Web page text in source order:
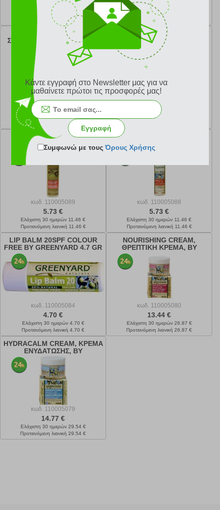
8.93 €
Ελάχιστη 30 ημερών 9.92 €
Προτεινόμενη λιανική 9.92 €
7.36 €
Ελάχιστη 30 ημερών 12.27 €
Προτεινόμενη λιανική 12.27 €
BODY CREAM, ΚΡΕΜΑ
ΣΩΜΑΤΟΣ, BY GREENYARD
κωδ.110005098
10.74 €
Ελάχιστη 30 ημερών 12.63 €
Προτεινόμενη λιανική 12.63 €
LIQUID HAND WASH, ΥΓΡΟ
ΣΑΠΟΥΝΙ ΧΕΡΙΩΝ, BY
GREENYARD 250 ML
κωδ.110005091
1.26 €
Ελάχιστη 30 ημερών 6.30 €
FACE TONIC LOTION,
ΤΟΝΩΤΙΚΗ ΛΟΣΙΟΝ, BY
GREENYARD 200 ML
κωδ. 110005089
5.73 €
Ελάχιστη 30 ημερών 11.46 €
Προτεινόμενη λιανική 11.46 €
ΓΑΛΑΚΤΩΜΑ ΚΑΘΑΡΙΣΜΟΥ,
BY GREENYARD 200 ML
κωδ. 110005088
5.73 €
Ελάχιστη 30 ημερών 11.46 €
Προτεινόμενη λιανική 11.46 €
LIP BALM 20SPF COLOUR
FREE BY GREENYARD 4.7 GR
κωδ. 110005084
4.70 €
Ελάχιστη 30 ημερών 4.70 €
Προτεινόμενη λιανική 4.70 €
NOURISHING CREAM,
ΘΡΕΠΤΙΚΗ ΚΡΕΜΑ, BY
κωδ. 110005080
13.44 €
Ελάχιστη 30 ημερών 26.87 €
Προτεινόμενη λιανική 26.87 €
HYDRACALM CREAM, ΚΡΕΜΑ
ΕΝΥΔΑΤΩΣΗΣ, BY
GREENYARD
κωδ. 110005079
14.77 €
Ελάχιστη 30 ημερών 29.54 €
Προτεινόμενη λιανική 29.54 €
Κάντε εγγραφή στο Newsletter μας για να
μαθαίνετε πρώτοι τις προσφορές μας!
Εγγραφή
Συμφωνώ με τουςΌρους Χρήσης